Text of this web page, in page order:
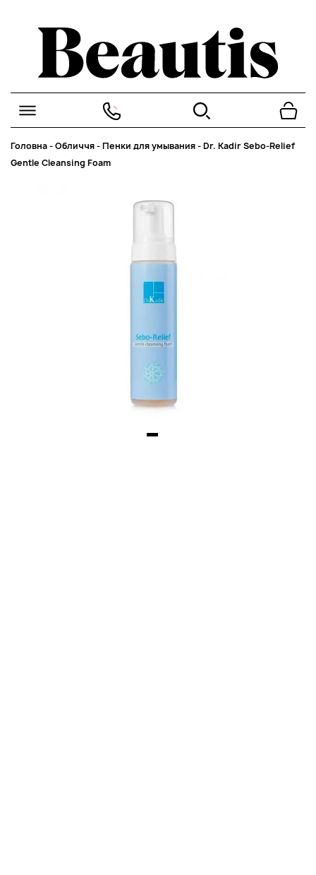
Головна-Обличчя-Пенки для умывания-Dr. Kadir Sebo-Relief
Gentle Cleansing Foam